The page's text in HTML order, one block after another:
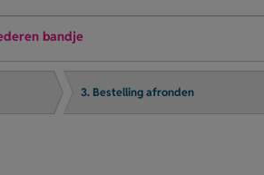
bandje
3. Bestelling afronden